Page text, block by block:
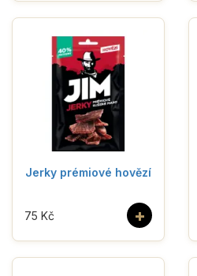
Jerky prémiové hovězí
+
75 Kč